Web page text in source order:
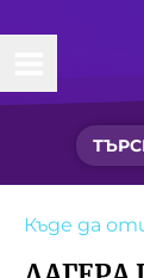
Начало
Какво
Къде да